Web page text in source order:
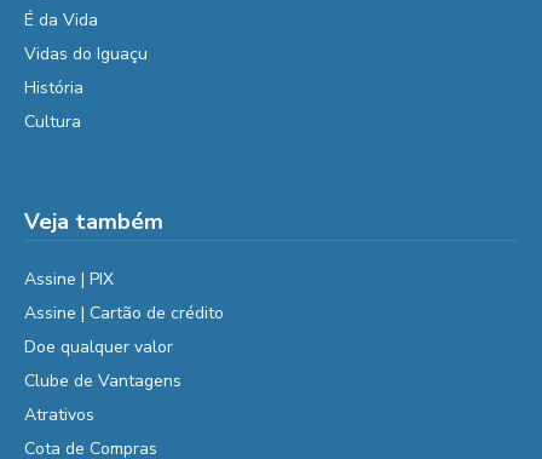
É da Vida
Vidas do Iguaçu
História
Cultura
Veja também
Assine | PIX
Assine | Cartão de crédito
Doe qualquer valor
Clube de Vantagens
Atrativos
Cota de Compras